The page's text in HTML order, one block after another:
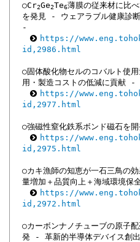
○Cr2Ge2Te6薄膜の従来材に比
を発見 - ウェアラブル健康診
-
https://
id,2986.html
○固体酸化物セルのコバルト使
用・製造コストの低減に貢献 -
https://
id,2977.html
○強磁性窒化鉄系ボンド磁石を
https://
id,2975.html
○カキ漁師の知恵が一石三鳥の
量増加＋品質向上＋海域環境保
https://
id,2972.html
○カーボンナノチューブの原子
発 - 革新的半導体デバイス創